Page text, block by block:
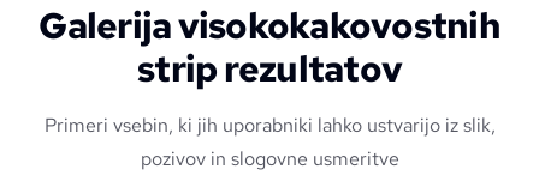
Galerija visokokakovostnih
strip rezultatov
Primeri vsebin, ki jih uporabniki lahko ustvarijo iz slik,
pozivov in slogovne usmeritve